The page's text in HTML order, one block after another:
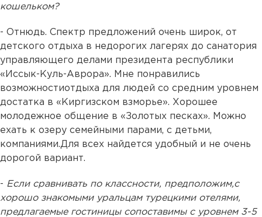
кошельком?
- Отнюдь. Спектр предложений очень широк, от
детского отдыха в недорогих лагерях до санатория
управляющего делами президента республики
«Иссык-Куль-Аврора». Мне понравились
возможностиотдыха для людей со средним уровнем
достатка в «Киргизском взморье». Хорошее
молодежное общение в «Золотых песках». Можно
ехать к озеру семейными парами, с детьми,
компаниями.Для всех найдется удобный и не очень
дорогой вариант.
- Если сравнивать по классности, предположим,с
хорошо знакомыми уральцам турецкими отелями,
предлагаемые гостиницы сопоставимы с уровнем 3-5